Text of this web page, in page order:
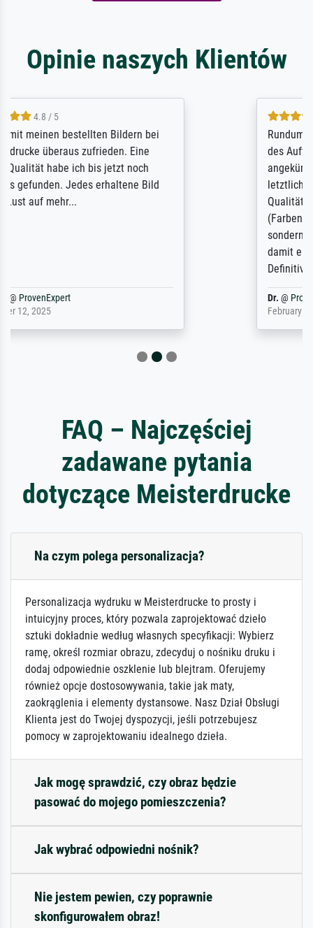
Opinie naszych Klientów
Rundum positive Erfahrung. Die Ausführung
des Auftrags hat eine Weile gedauert, die
angekündigte Lieferzeit wurde aber
letztlich sogar etwas unterschritten. Die
Qualität des Papiers und des Drucks
Dr.@
FAQ – Najczęściej
zadawane pytania
dotyczące Meisterdrucke
Na czym polega personalizacja?
Personalizacja wydruku w Meisterdrucke to prosty i
intuicyjny proces, który pozwala zaprojektować dzieło
sztuki dokładnie według własnych specyfikacji: Wybierz
ramę, określ rozmiar obrazu, zdecyduj o nośniku druku i
dodaj odpowiednie oszklenie lub blejtram. Oferujemy
również opcje dostosowywania, takie jak maty,
zaokrąglenia i elementy dystansowe. Nasz Dział Obsługi
Klienta jest do Twojej dyspozycji, jeśli potrzebujesz
pomocy w zaprojektowaniu idealnego dzieła.
Jak mogę sprawdzić, czy obraz będzie
pasować do mojego pomieszczenia?
Jak wybrać odpowiedni nośnik?
Nie jestem pewien, czy poprawnie
skonfigurowałem obraz!